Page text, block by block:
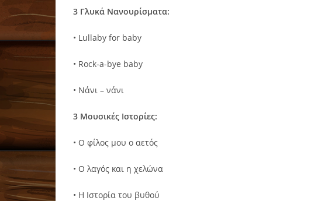
3 Γλυκά Νανουρίσματα:
• Lullaby for baby
• Rock-a-bye baby
• Νάνι – νάνι
3 Μουσικές Ιστορίες:
• Ο φίλος μου ο αετός
• Ο λαγός και η χελώνα
• Η Ιστορία του βυθού